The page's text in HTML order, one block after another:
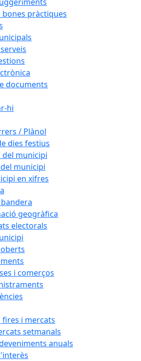
bones pràctiques
documents
hi
/ Plànol
dies festius
municipi
municipi
en xifres
geogràfica
electorals
i comerços
fires i mercats
setmanals
anuals